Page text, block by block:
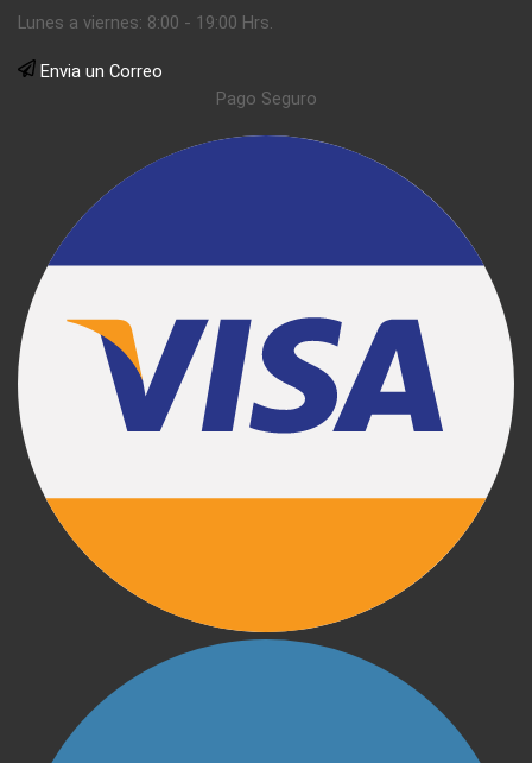
Lunes a viernes: 8:00 - 19:00 Hrs.
Envia un Correo
Pago Seguro